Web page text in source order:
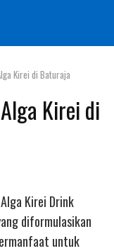
Kirei di Baturaja
Kirei di
Kirei Drink
diformulasikan
untuk